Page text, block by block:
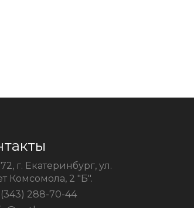
г. Екатеринбург, ул.
Комсомола, 2 "Б".
(343) 288-70-44